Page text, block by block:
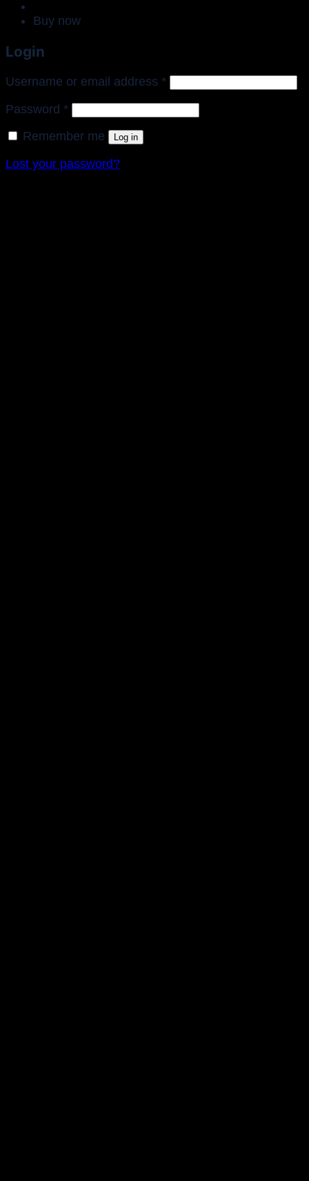
Buy now
Login
Username or email address *Required
Password *Required
Remember me Log in
Lost your password?